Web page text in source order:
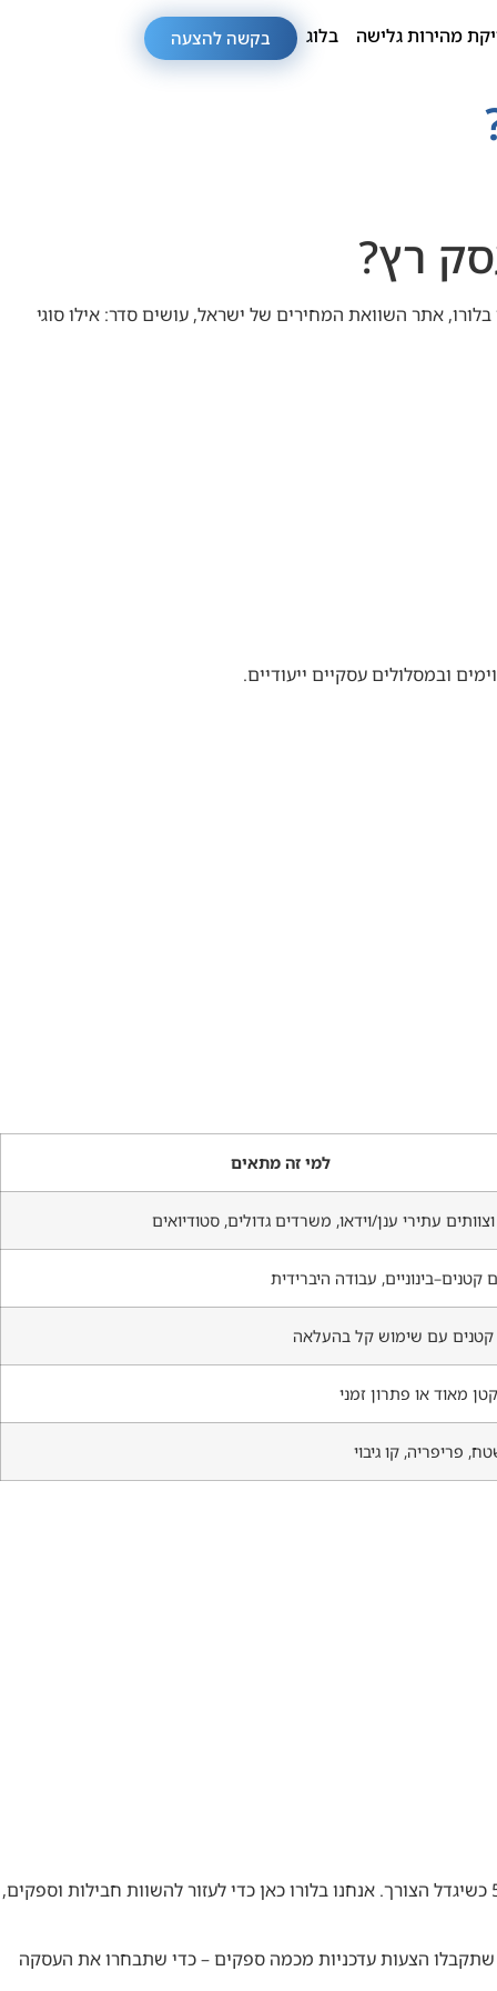
מהירות גלישה בלוג בקשה להצעה
רץ?
אתר השוואת המחירים של ישראל, עושים סדר: אילו סוגי
ובמסלולים עסקיים ייעודיים.
למי זה מתאים
עתירי ענן/וידאו, משרדים גדולים, סטודיואים
עבודה היברידית
עם שימוש קל בהעלאה
מאוד או פתרון זמני
פריפריה, קו גיבוי
אל תתפשרו על החיבור שהופך את העסק שלכם ליעיל. אם אתם צריכים יציבות וביצועים – לכו על סיבים, והשאירו פתח לשדרוג עד 5Gbps כשיגדל הצורך. אנחנו בלורו כאן כדי לעזור להשוות חבילות וספקים,
שתקבלו הצעות עדכניות מכמה ספקים – כדי שתבחרו את העסקה